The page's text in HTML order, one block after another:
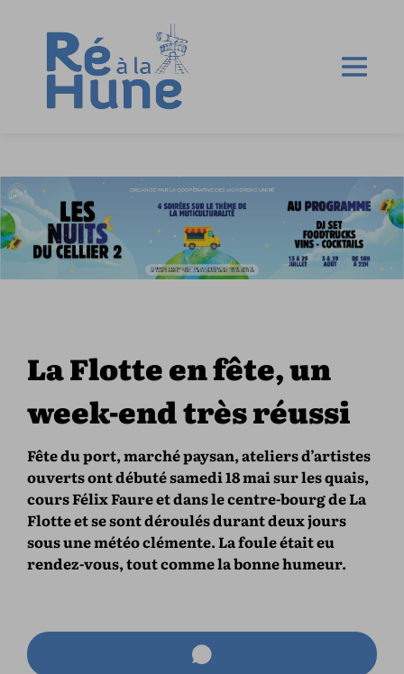
La Flotte en fête, un
week-end très réussi
Fête du port, marché paysan, ateliers d’artistes
ouverts ont débuté samedi 18 mai sur les quais,
cours Félix Faure et dans le centre-bourg de La
Flotte et se sont déroulés durant deux jours
sous une météo clémente. La foule était eu
rendez-vous, tout comme la bonne humeur.